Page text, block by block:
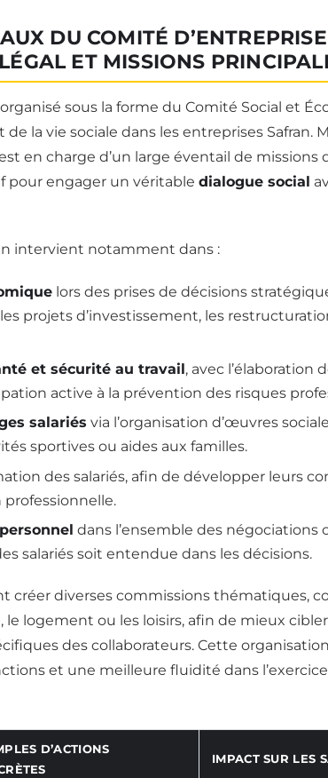
DU COMITÉ
ET MISSIONS
sous la forme du Comité Social et
la vie sociale dans les entreprises Safran.
en charge d’un large éventail de missions
pour engager un véritable dialogue social
intervient notamment dans :
lors des prises de décisions
projets d’investissement, les
et sécurité au travail, avec l’élaboration
active à la prévention des risques
salariés via l’organisation d’œuvres
sportives ou aides aux familles.
des salariés, afin de développer leurs
dans l’ensemble des négociations
salariés soit entendue dans les décisions.
créer diverses commissions thématiques,
logement ou les loisirs, afin de mieux
des collaborateurs. Cette
et une meilleure fluidité dans
D’ACTIONS
IMPACT SUR LES